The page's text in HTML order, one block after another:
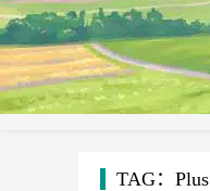
TAG：Plus